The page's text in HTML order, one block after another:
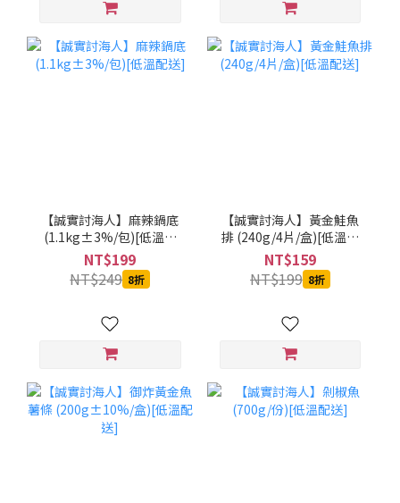
【誠實討海人】麻辣鍋底
(1.1kg±3%/包)[低溫配
送]
NT$199
NT$249 8折
【誠實討海人】黃金鮭魚
排 (240g/4片/盒)[低溫配
送]
NT$159
NT$199 8折